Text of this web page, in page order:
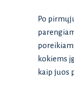
Po
kokiems
kaip juos